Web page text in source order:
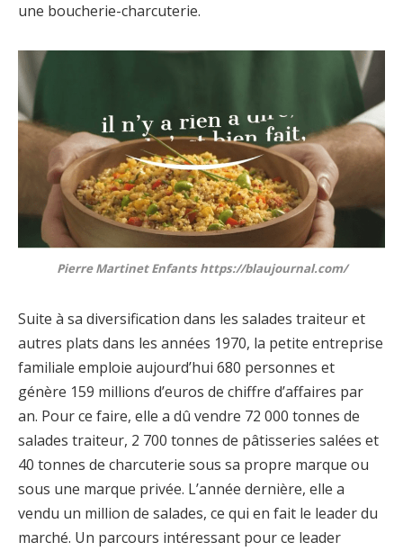
une boucherie-charcuterie.
Pierre Martinet Enfants https://blaujournal.com/
Suite à sa diversification dans les salades traiteur et
autres plats dans les années 1970, la petite entreprise
familiale emploie aujourd’hui 680 personnes et
génère 159 millions d’euros de chiffre d’affaires par
an. Pour ce faire, elle a dû vendre 72 000 tonnes de
salades traiteur, 2 700 tonnes de pâtisseries salées et
40 tonnes de charcuterie sous sa propre marque ou
sous une marque privée. L’année dernière, elle a
vendu un million de salades, ce qui en fait le leader du
marché. Un parcours intéressant pour ce leader